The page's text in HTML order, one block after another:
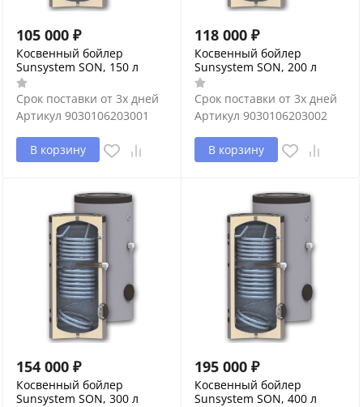
105 000 ₽
Косвенный бойлер
Sunsystem SON, 150 л
Срок поставки от 3х дней
Артикул 9030106203001
В корзину
118 000 ₽
Косвенный бойлер
Sunsystem SON, 200 л
Срок поставки от 3х дней
Артикул 9030106203002
В корзину
154 000 ₽
Косвенный бойлер
Sunsystem SON, 300 л
195 000 ₽
Косвенный бойлер
Sunsystem SON, 400 л